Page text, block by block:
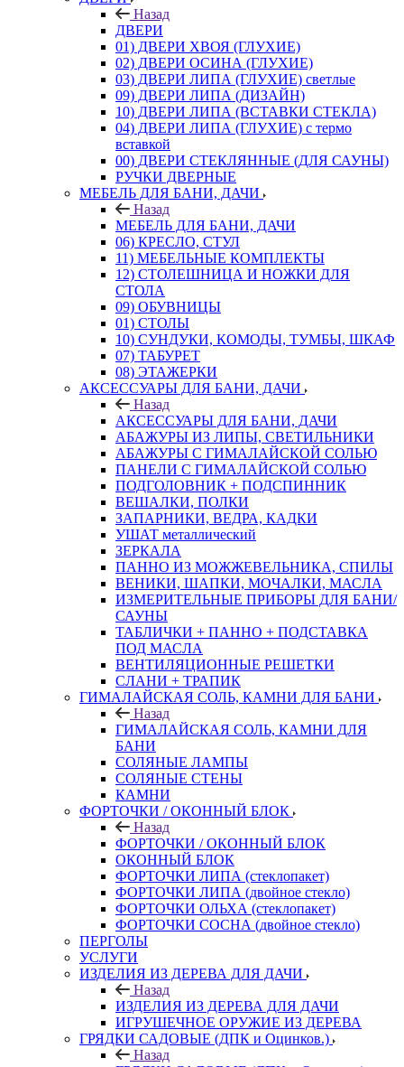
Назад
ДВЕРИ
01) ДВЕРИ ХВОЯ (ГЛУХИЕ)
02) ДВЕРИ ОСИНА (ГЛУХИЕ)
03) ДВЕРИ ЛИПА (ГЛУХИЕ) светлые
09) ДВЕРИ ЛИПА (ДИЗАЙН)
10) ДВЕРИ ЛИПА (ВСТАВКИ СТЕКЛА)
04) ДВЕРИ ЛИПА (ГЛУХИЕ) с термо
вставкой
00) ДВЕРИ СТЕКЛЯННЫЕ (ДЛЯ САУНЫ)
РУЧКИ ДВЕРНЫЕ
МЕБЕЛЬ ДЛЯ БАНИ, ДАЧИ
Назад
МЕБЕЛЬ ДЛЯ БАНИ, ДАЧИ
06) КРЕСЛО, СТУЛ
11) МЕБЕЛЬНЫЕ КОМПЛЕКТЫ
12) СТОЛЕШНИЦА И НОЖКИ ДЛЯ
СТОЛА
09) ОБУВНИЦЫ
01) СТОЛЫ
10) СУНДУКИ, КОМОДЫ, ТУМБЫ, ШКАФ
07) ТАБУРЕТ
08) ЭТАЖЕРКИ
АКСЕССУАРЫ ДЛЯ БАНИ, ДАЧИ
Назад
АКСЕССУАРЫ ДЛЯ БАНИ, ДАЧИ
АБАЖУРЫ ИЗ ЛИПЫ, СВЕТИЛЬНИКИ
АБАЖУРЫ С ГИМАЛАЙСКОЙ СОЛЬЮ
ПАНЕЛИ С ГИМАЛАЙСКОЙ СОЛЬЮ
ПОДГОЛОВНИК + ПОДСПИННИК
ВЕШАЛКИ, ПОЛКИ
ЗАПАРНИКИ, ВЕДРА, КАДКИ
УШАТ металлический
ЗЕРКАЛА
ПАННО ИЗ МОЖЖЕВЕЛЬНИКА, СПИЛЫ
ВЕНИКИ, ШАПКИ, МОЧАЛКИ, МАСЛА
ИЗМЕРИТЕЛЬНЫЕ ПРИБОРЫ ДЛЯ БАНИ/
САУНЫ
ТАБЛИЧКИ + ПАННО + ПОДСТАВКА
ПОД МАСЛА
ВЕНТИЛЯЦИОННЫЕ РЕШЕТКИ
СЛАНИ + ТРАПИК
ГИМАЛАЙСКАЯ СОЛЬ, КАМНИ ДЛЯ БАНИ
Назад
ГИМАЛАЙСКАЯ СОЛЬ, КАМНИ ДЛЯ
БАНИ
СОЛЯНЫЕ ЛАМПЫ
СОЛЯНЫЕ СТЕНЫ
КАМНИ
ФОРТОЧКИ / ОКОННЫЙ БЛОК
Назад
ФОРТОЧКИ / ОКОННЫЙ БЛОК
ОКОННЫЙ БЛОК
ФОРТОЧКИ ЛИПА (стеклопакет)
ФОРТОЧКИ ЛИПА (двойное стекло)
ФОРТОЧКИ ОЛЬХА (стеклопакет)
ФОРТОЧКИ СОСНА (двойное стекло)
ПЕРГОЛЫ
УСЛУГИ
ИЗДЕЛИЯ ИЗ ДЕРЕВА ДЛЯ ДАЧИ
Назад
ИЗДЕЛИЯ ИЗ ДЕРЕВА ДЛЯ ДАЧИ
ИГРУШЕЧНОЕ ОРУЖИЕ ИЗ ДЕРЕВА
ГРЯДКИ САДОВЫЕ (ДПК и Оцинков.)
Назад